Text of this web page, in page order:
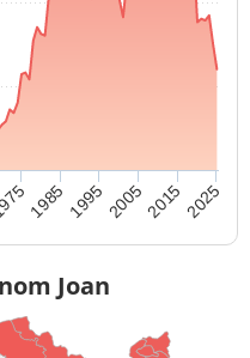
1985 1995200520152025
Joan